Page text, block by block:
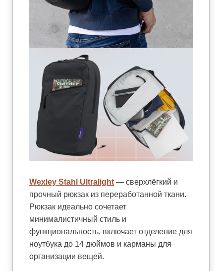
Wexley Stahl Ultralight — сверхлёгкий и
прочный рюкзак из переработанной ткани.
Рюкзак идеально сочетает
минималистичный стиль и
функциональность, включает отделение для
ноутбука до 14 дюймов и карманы для
организации вещей.